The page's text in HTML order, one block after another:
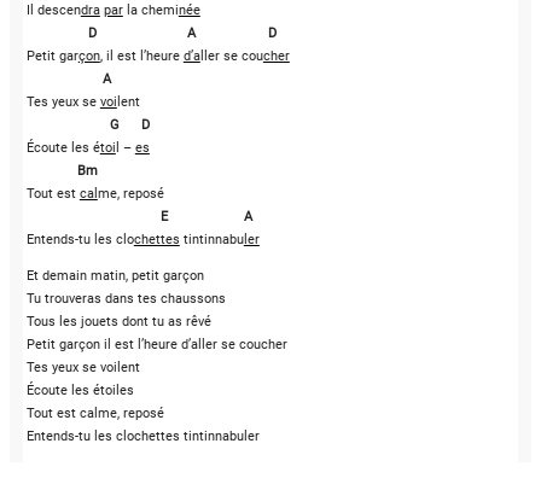
Il descendra par la cheminée
D                         A                    D
Petit garçon, il est l’heure d’aller se coucher
                    A
Tes yeux se voi lent
G      D
Écoute les étoi l – es
Bm
Tout est cal me, reposé
                    E                     A
Entends-tu les clochettes tintinnabuler
Et demain matin, petit garçon
Tu trouveras dans tes chaussons
Tous les jouets dont tu as rêvé
Petit garçon il est l’heure d’aller se coucher
Tes yeux se voilent
Écoute les étoiles
Tout est calme, reposé
Entends-tu les clochettes tintinnabuler